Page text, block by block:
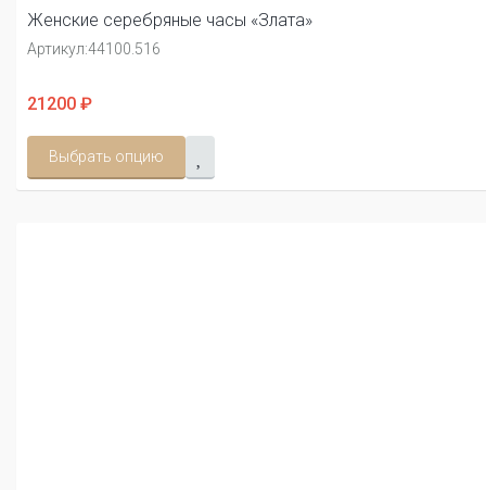
Женские серебряные часы «Злата»
Артикул:44100.516
21200 ₽
Выбрать опцию